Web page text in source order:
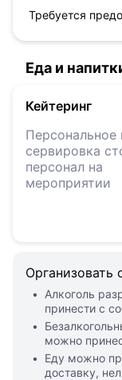
Требуется
Еда и
Кейтеринг
Персональное
сервировка
персонал на
мероприятии
Организовать
Алкоголь
принести с
можно
Еду можно
доставку,